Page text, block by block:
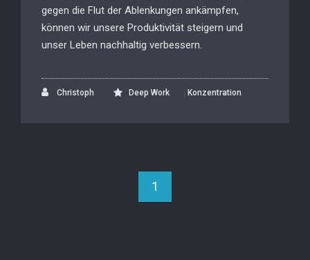
gegen die Flut der Ablenkungen ankämpfen,
können wir unsere Produktivität steigern und
unser Leben nachhaltig verbessern.
Christoph Deep Work , Konzentration
1